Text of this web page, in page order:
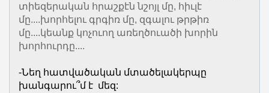
տիեզերական հրաշքէն նշոյլ մը, հիւլէ
մը....խորհելու գրգիռ մը, զգալու թրթիռ
մը....կեանք կոչուող առեղծուածի խորին
խորհուրդը....
-Նեղ հատվածական մտածելակերպը
խանգարու՞մ է մեզ: